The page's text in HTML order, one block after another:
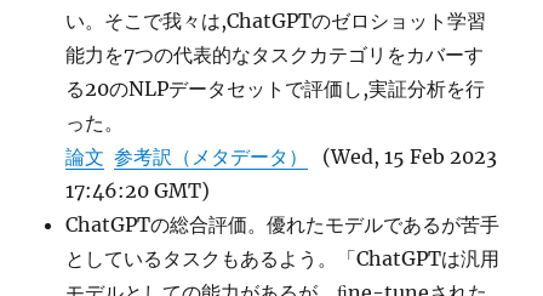
い。そこで我々は,ChatGPTのゼロショット学習
能力を7つの代表的なタスクカテゴリをカバーす
る20のNLPデータセットで評価し,実証分析を行
った。
論文 参考訳（メタデータ）
(Wed, 15 Feb 2023
17:46:20 GMT)
ChatGPTの総合評価。優れたモデルであるが苦手
としているタスクもあるよう。「ChatGPTは汎用